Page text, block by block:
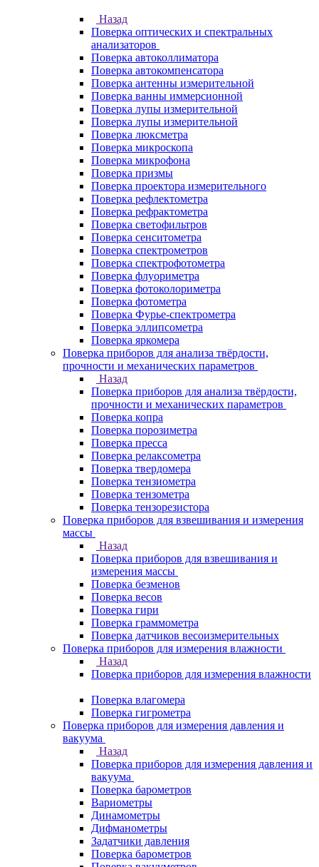
Назад
Поверка оптических и спектральных
анализаторов
Поверка автоколлиматора
Поверка автокомпенсатора
Поверка антенны измерительной
Поверка ванны иммерсионной
Поверка лупы измерительной
Поверка лупы измерительной
Поверка люксметра
Поверка микроскопа
Поверка микрофона
Поверка призмы
Поверка проектора измерительного
Поверка рефлектометра
Поверка рефрактометра
Поверка светофильтров
Поверка сенситометра
Поверка спектрометров
Поверка спектрофотометра
Поверка флуориметра
Поверка фотоколориметра
Поверка фотометра
Поверка Фурье-спектрометра
Поверка эллипсометра
Поверка яркомера
Поверка приборов для анализа твёрдости,
прочности и механических параметров
Назад
Поверка приборов для анализа твёрдости,
прочности и механических параметров
Поверка копра
Поверка порозиметра
Поверка пресса
Поверка релаксометра
Поверка твердомера
Поверка тензиометра
Поверка тензометра
Поверка тензорезистора
Поверка приборов для взвешивания и измерения
массы
Назад
Поверка приборов для взвешивания и
измерения массы
Поверка безменов
Поверка весов
Поверка гири
Поверка граммометра
Поверка датчиков весоизмерительных
Поверка приборов для измерения влажности
Назад
Поверка приборов для измерения влажности
Поверка влагомера
Поверка гигрометра
Поверка приборов для измерения давления и
вакуума
Назад
Поверка приборов для измерения давления и
вакуума
Поверка барометров
Вариометры
Динамометры
Дифманометры
Задатчики давления
Поверка барометров